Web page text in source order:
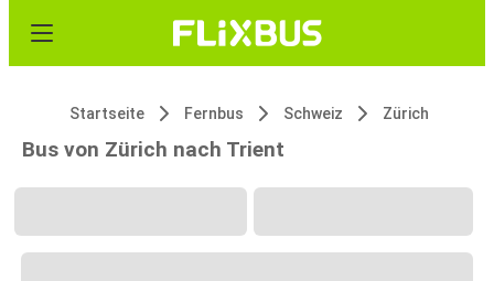
Startseite Fernbus Schweiz Zürich
Bus von Zürich nach Trient